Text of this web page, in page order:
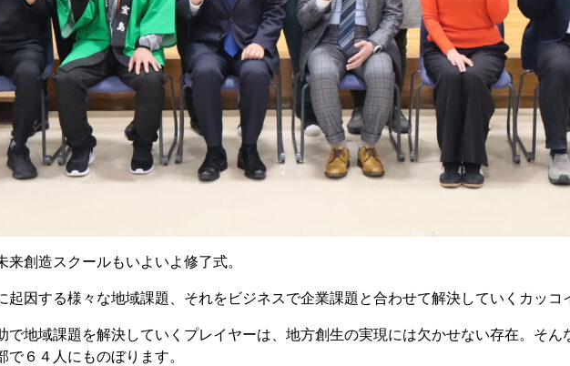
創造スクールもいよいよ修了式。
因する様々な地域課題、それをビジネスで企業課題と合わせて解決していくカッコ
地域課題を解決していくプレイヤーは、地方創生の実現には欠かせない存在。そ
６４人にものぼります。